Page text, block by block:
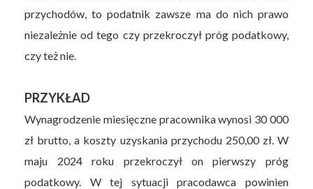
przychodów, to podatnik zawsze ma do nich prawo
niezależnie od tego czy przekroczył próg podatkowy,
czy też nie.
PRZYKŁAD
Wynagrodzenie miesięczne pracownika wynosi 30 000
zł brutto, a koszty uzyskania przychodu 250,00 zł. W
maju 2024 roku przekroczył on pierwszy próg
podatkowy. W tej sytuacji pracodawca powinien